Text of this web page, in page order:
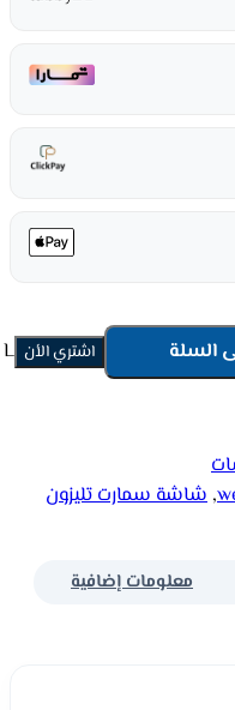
السلة اشتري الأن
, شاشة سمارت تليزون
معلومات إضافية